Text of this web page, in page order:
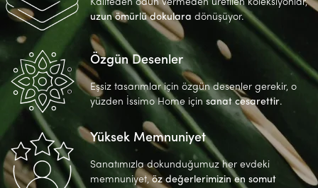
Kaliteden ödün vermeden üretilen koleksiyonlar,
uzun ömürlü dokulara dönüşüyor.
Özgün Desenler
Eşsiz tasarımlar için özgün desenler gerekir, o
yüzden İssimo Home içinsanat cesarettir.
Yüksek Memnuniyet
Sanatımızla dokunduğumuz her evdeki
memnuniyet, öz değerlerimizin en somut